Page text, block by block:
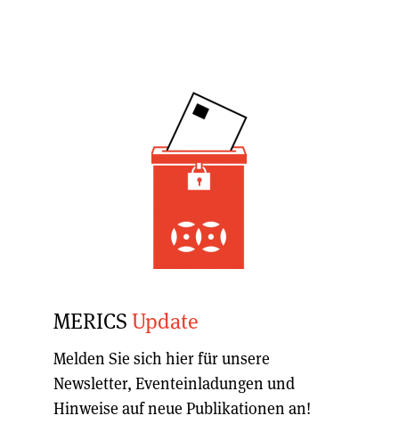
MERICSUpdate
Melden Sie sich hier für unsere
Newsletter, Eventeinladungen und
Hinweise auf neue Publikationen an!